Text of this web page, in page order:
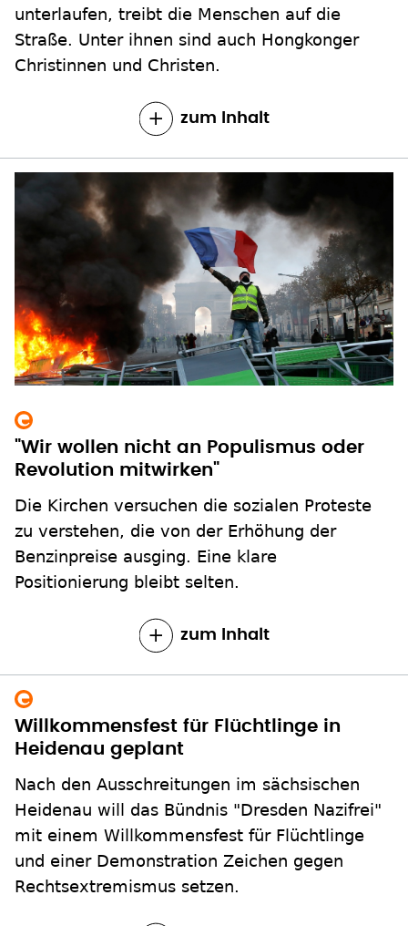
unterlaufen, treibt die Menschen auf die
Straße. Unter ihnen sind auch Hongkonger
Christinnen und Christen.
zum Inhalt
"Wir wollen nicht an Populismus oder
Revolution mitwirken"
Die Kirchen versuchen die sozialen Proteste
zu verstehen, die von der Erhöhung der
Benzinpreise ausging. Eine klare
Positionierung bleibt selten.
zum Inhalt
Willkommensfest für Flüchtlinge in
Heidenau geplant
Nach den Ausschreitungen im sächsischen
Heidenau will das Bündnis "Dresden Nazifrei"
mit einem Willkommensfest für Flüchtlinge
und einer Demonstration Zeichen gegen
Rechtsextremismus setzen.